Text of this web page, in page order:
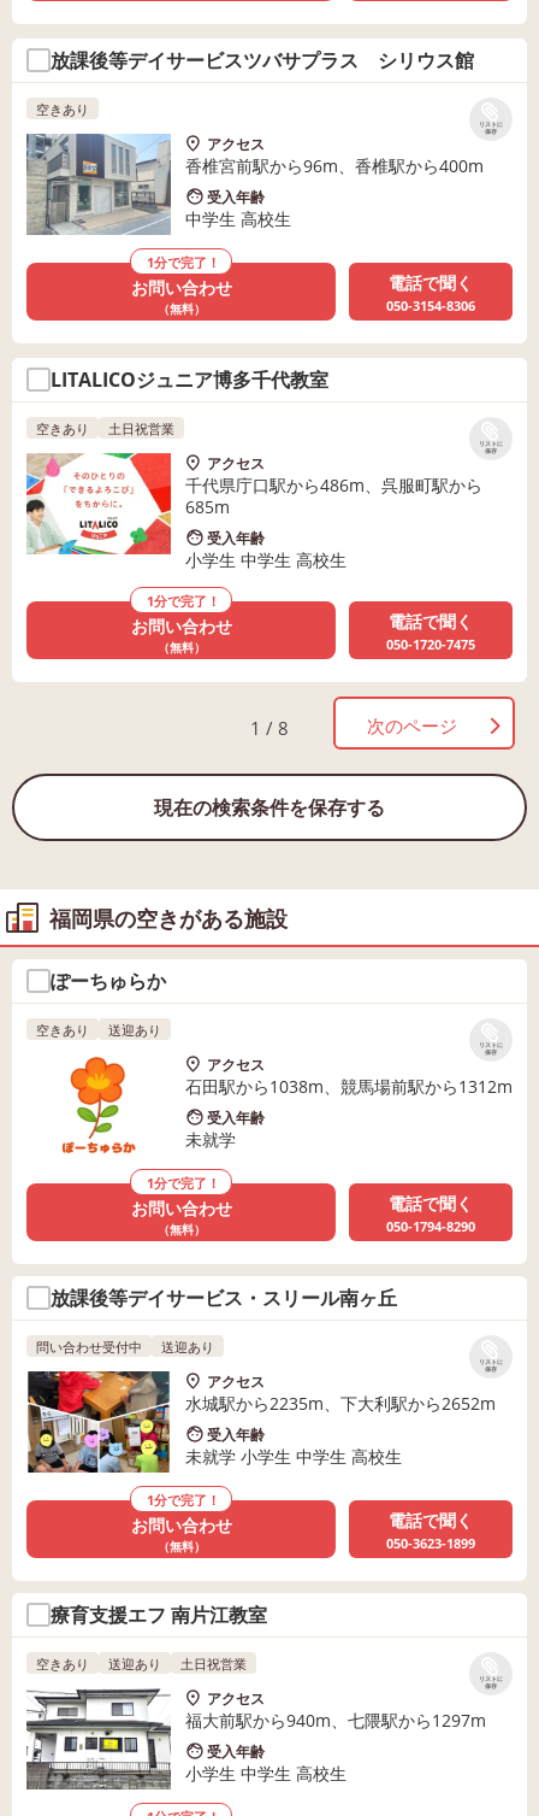
放課後等デイサービスツバサプラス シリウス館
リストに
保存
空きあり
アクセス
香椎宮前駅から96m、香椎駅から400m
受入年齢
中学生 高校生
1分で完了！
お問い合わせ
（無料）
電話で聞く
050-3154-8306
LITALICOジュニア博多千代教室
リストに
保存
空きあり 土日祝営業
アクセス
千代県庁口駅から486m、呉服町駅から
685m
受入年齢
小学生 中学生 高校生
1分で完了！
お問い合わせ
（無料）
電話で聞く
050-1720-7475
1 / 8 次のページ
現在の検索条件を保存する
福岡県の空きがある施設
ぽーちゅらか
リストに
保存
空きあり 送迎あり
アクセス
石田駅から1038m、競馬場前駅から1312m
受入年齢
未就学
1分で完了！
お問い合わせ
（無料）
電話で聞く
050-1794-8290
放課後等デイサービス・スリール南ヶ丘
リストに
保存
問い合わせ受付中 送迎あり
アクセス
水城駅から2235m、下大利駅から2652m
受入年齢
未就学 小学生 中学生 高校生
1分で完了！
お問い合わせ
（無料）
電話で聞く
050-3623-1899
療育支援エフ 南片江教室
リストに
保存
空きあり 送迎あり 土日祝営業
アクセス
福大前駅から940m、七隈駅から1297m
受入年齢
小学生 中学生 高校生